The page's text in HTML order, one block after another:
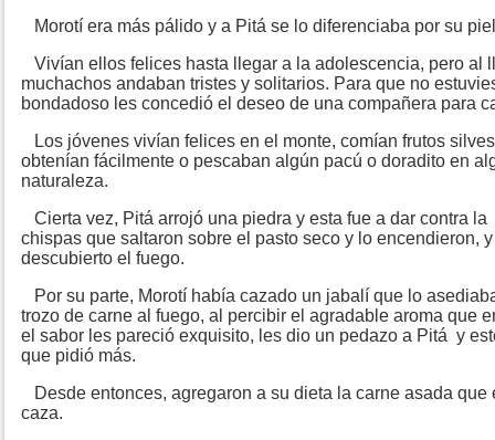
Morotí era más pálido y a Pitá se lo diferenciaba por su
Vivían ellos felices hasta llegar a la adolescencia, pero al
muchachos andaban tristes y solitarios. Para que no
bondadoso les concedió el deseo de una compañera para
Los jóvenes vivían felices en el monte, comían frutos
obtenían fácilmente o pescaban algún pacú o doradito en
naturaleza.
Cierta vez, Pitá arrojó una piedra y esta fue a dar contra
chispas que saltaron sobre el pasto seco y lo encendieron,
descubierto el fuego.
Por su parte, Morotí había cazado un jabalí que lo
trozo de carne al fuego, al percibir el agradable aroma que
el sabor les pareció exquisito, les dio un pedazo a Pitá y
que pidió más.
Desde entonces, agregaron a su dieta la carne asada que
caza.